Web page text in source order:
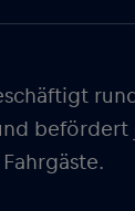
befördert